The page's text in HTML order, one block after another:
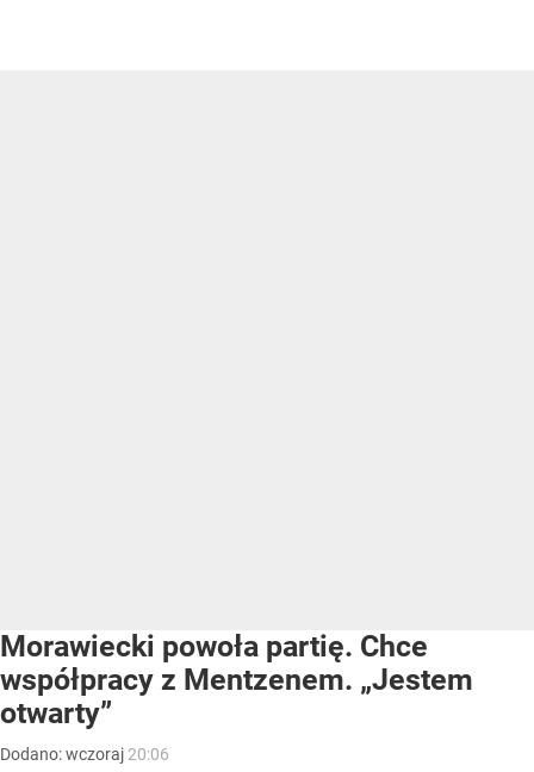
Morawiecki powoła partię. Chce
współpracy z Mentzenem. „Jestem
otwarty”
Dodano:wczoraj 20:06